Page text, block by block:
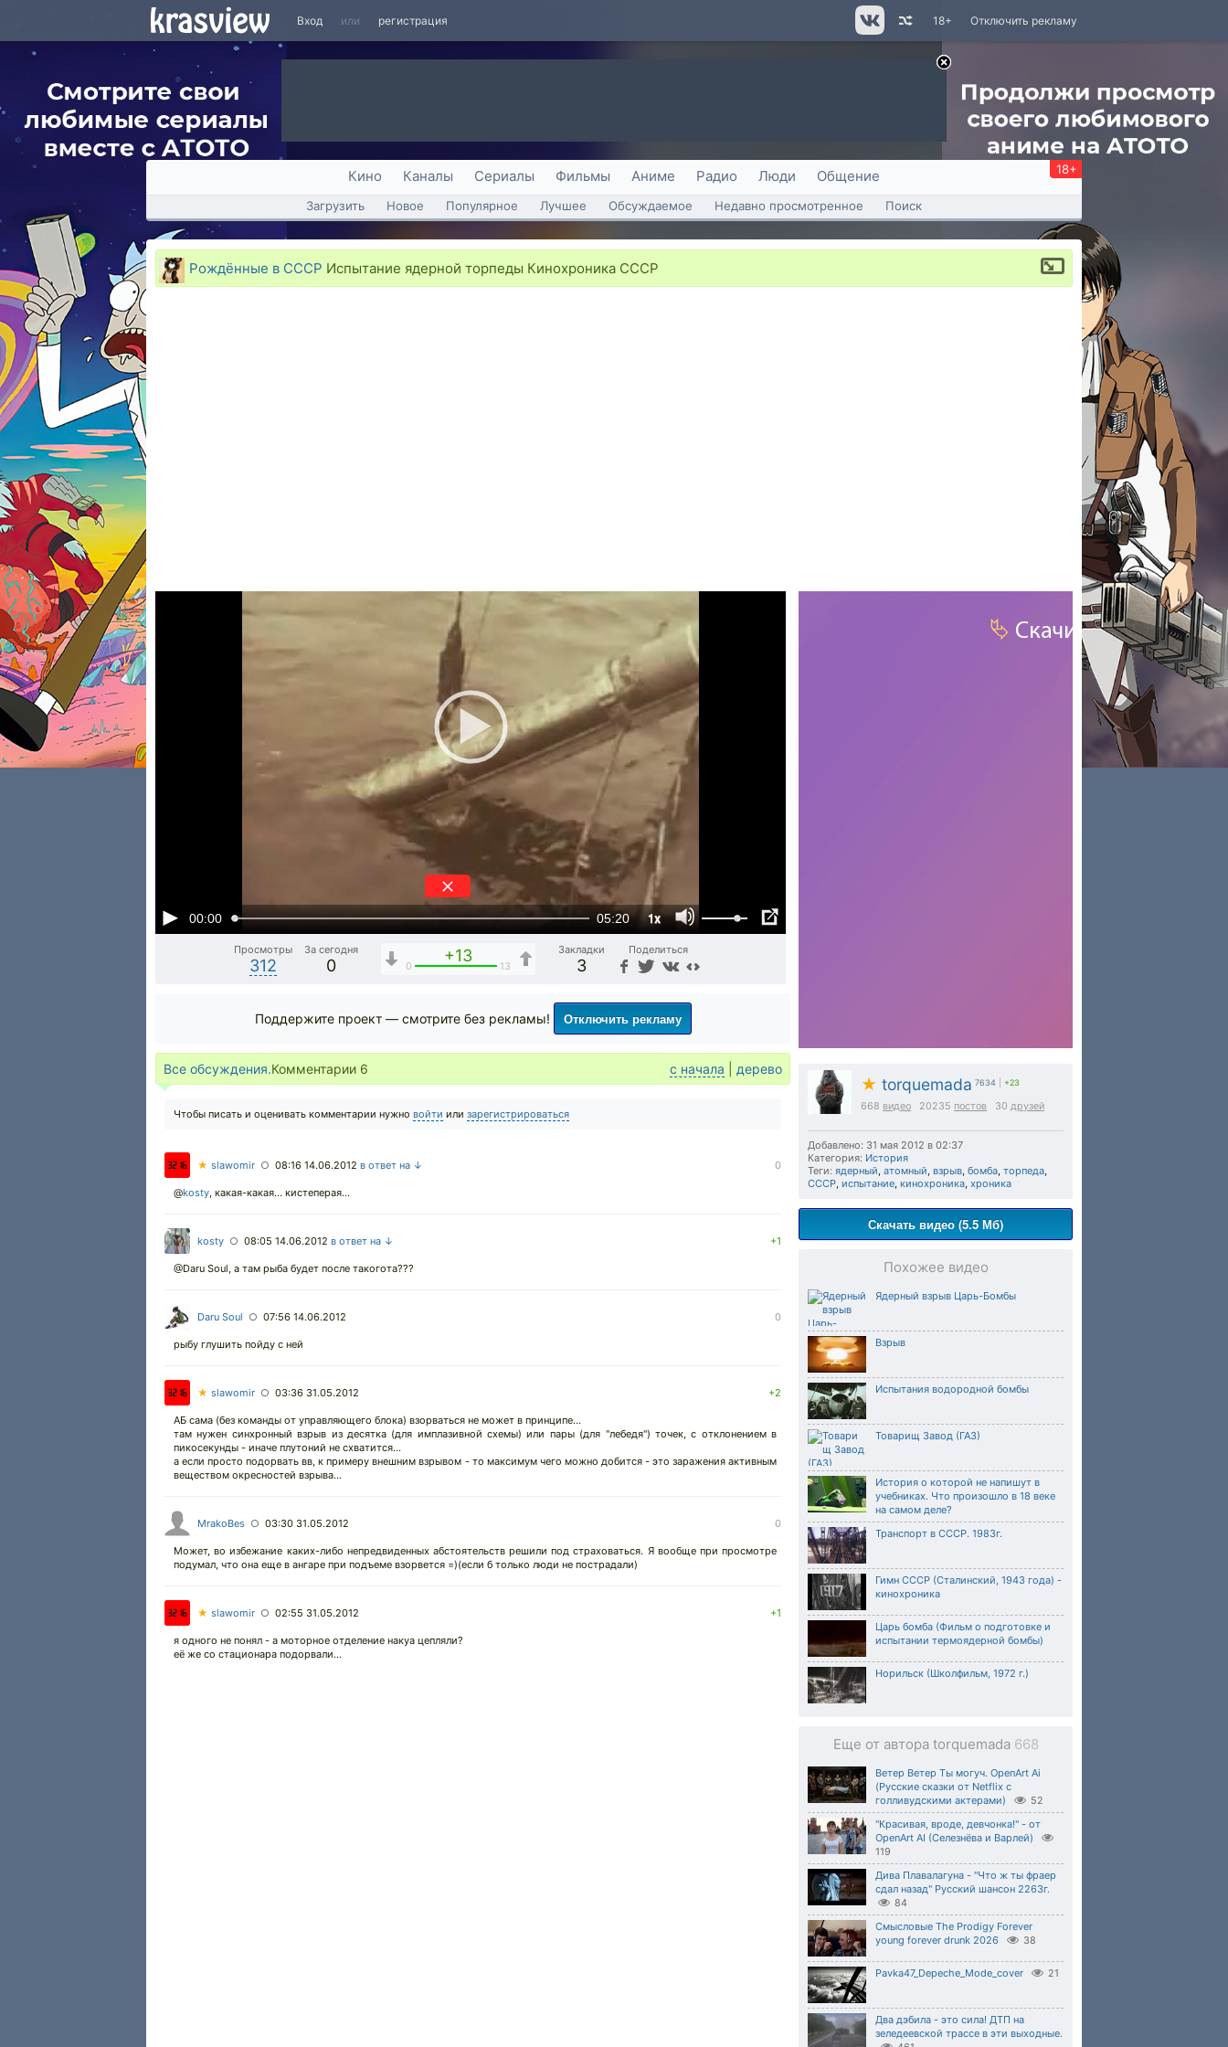
Вход или регистрация Отключить рекламу
18+
Кино Каналы Сериалы Фильмы Аниме Радио Люди Общение 18+
Загрузить Новое Популярное Лучшее Обсуждаемое Недавно просмотренное Поиск
Рождённые в СССР Испытание ядерной торпеды Кинохроника СССР
00:00 05:20 1x
Просмотры
312
За сегодня
0
+13
0 13
Закладки
3
Поделиться
★ torquemada 7634 +23
668 видео 20235 постов 30 друзей
Добавлено: 31 мая 2012 в 02:37
Категория: История
Теги: ядерный, атомный, взрыв, бомба, торпеда,
СССР, испытание, кинохроника, хроника
Скачать видео (5.5 Мб)
Похожее видео
Ядерный взрыв Царь-Бомбы
Взрыв
Испытания водородной бомбы
Товарищ Завод (ГАЗ)
История о которой не напишут в
учебниках. Что произошло в 18 веке
на самом деле?
Транспорт в СССР. 1983г.
Гимн СССР (Сталинский, 1943 года) -
кинохроника
Царь бомба (Фильм о подготовке и
испытании термоядерной бомбы)
Норильск (Школфильм, 1972 г.)
Еще от автора torquemada 668
Ветер Ветер Ты могуч. OpenArt Ai
(Русские сказки от Netflix с
голливудскими актерами)
52
"Красивая, вроде, девчонка!" - от
OpenArt AI (Селезнёва и Варлей)
119
Дива Плавалагуна - "Что ж ты фраер
сдал назад" Русский шансон 2263г.
84
Смысловые The Prodigy Forever
young forever drunk 2026
38
Pavka47_Depeche_Mode_cover 21
Два дэбила - это сила! ДТП на
зеледеевской трассе в эти выходные.
Поддержите проект — смотрите без рекламы! Отключить рекламу
Все обсуждения.Комментарии 6 с начала дерево
Чтобы писать и оценивать комментарии нужно войти или зарегистрироваться
★ slawomir ○ 08:16 14.06.2012 в ответ на ↓ 0
@kosty, какая-какая... кистеперая...
kosty ○ 08:05 14.06.2012 в ответ на ↓ +1
@Daru Soul, а там рыба будет после такогота???
Daru Soul ○ 07:56 14.06.2012 0
рыбу глушить пойду с ней
★ slawomir ○ 03:36 31.05.2012 +2
АБ сама (без команды от управляющего блока) взорваться не может в принципе...
там нужен синхронный взрыв из десятка (для имплазивной схемы) или пары (для "лебедя") точек, с отклонением в
пикосекунды - иначе плутоний не схватится...
а если просто подорвать вв, к примеру внешним взрывом - то максимум чего можно добится - это заражения активным
веществом окресностей взрыва...
MrakoBes ○ 03:30 31.05.2012 0
Может, во избежание каких-либо непредвиденных абстоятельств решили под страховаться. Я вообще при просмотре
подумал, что она еще в ангаре при подъеме взорвется =)(если б только люди не пострадали)
★ slawomir ○ 02:55 31.05.2012 +1
я одного не понял - а моторное отделение накуа цепляли?
её же со стационара подорвали...